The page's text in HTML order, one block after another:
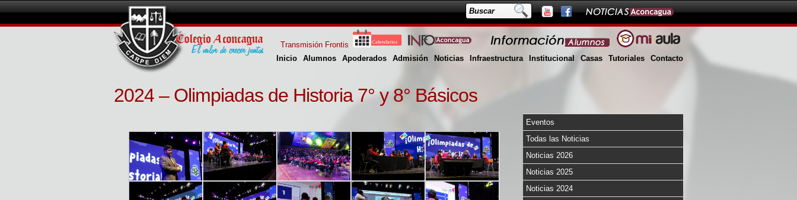
Inicio Alumnos Apoderados Admisión Noticias Infraestructura Institucional Casas Tutoriales Contacto
Transmisión Frontis
2024 – Olimpiadas de Historia 7° y 8° Básicos
Eventos
Todas las Noticias
Noticias 2026
Noticias 2025
Noticias 2024